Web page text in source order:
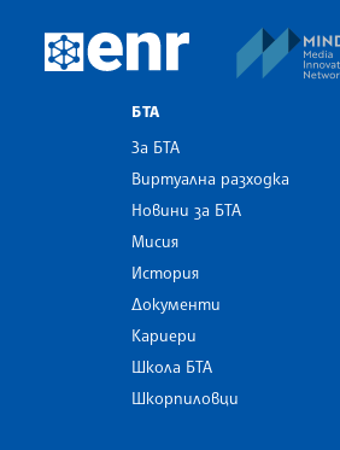
European Newsroom
БТА
За БТА
Виртуална разходка
Новини за БТА
Мисия
История
Документи
Кариери
Школа БТА
Шкорпиловци